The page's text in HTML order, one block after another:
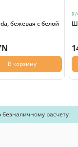
бежевая с белой
В корзину
0 /
расчету